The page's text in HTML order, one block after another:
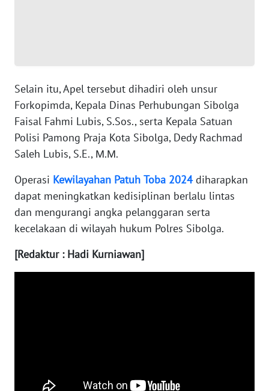
Selain itu, Apel tersebut dihadiri oleh unsur
Forkopimda, Kepala Dinas Perhubungan Sibolga
Faisal Fahmi Lubis, S.Sos., serta Kepala Satuan
Polisi Pamong Praja Kota Sibolga, Dedy Rachmad
Saleh Lubis, S.E., Μ.Μ.
Operasi Kewilayahan Patuh Toba 2024diharapkan
dapat meningkatkan kedisiplinan berlalu lintas
dan mengurangi angka pelanggaran serta
kecelakaan di wilayah hukum Polres Sibolga.
[Redaktur : Hadi Kurniawan]
WN
RIAU
WN
WN
JAMBI
SULTRA